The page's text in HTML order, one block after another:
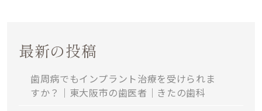
最新の投稿
歯周病でもインプラント治療を受けられま
すか？｜東大阪市の歯医者｜きたの歯科